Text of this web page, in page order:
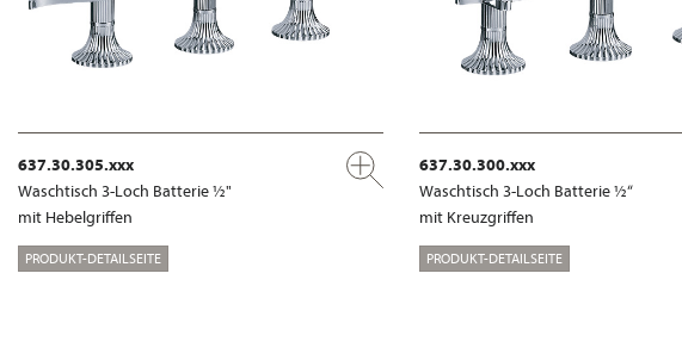
637.30.305.xxx
Waschtisch 3-Loch Batterie ½"
mit Hebelgriffen
PRODUKT-DETAILSEITE
637.30.300.xxx
Waschtisch 3-Loch Batterie ½“
mit Kreuzgriffen
PRODUKT-DETAILSEITE